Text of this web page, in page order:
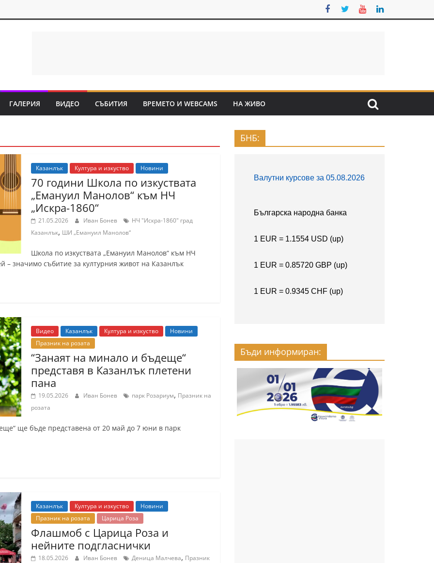
ГАЛЕРИЯ ВИДЕО СЪБИТИЯ ВРЕМЕТО И WEBCAMS НА ЖИВО
Казанлък Култура и изкуство Новини
70 години Школа по изкуствата
„Емануил Манолов“ към НЧ
„Искра-1860“
21.05.2026 Иван Бонев
НЧ "Искра-1860" град
Казанлък, ШИ „Емануил Манолов“
Школа по изкуствата „Емануил Манолов“ към НЧ
– значимо събитие за културния живот на Казанлък
Видео Казанлък Култура и изкуство
Новини
Празник на розата
“Занаят на минало и бъдеще“
представя в Казанлък плетени
пана
19.05.2026 Иван Бонев парк Розариум, Празник на
розата
ще бъде представена от 20 май до 7 юни в парк
Казанлък Култура и изкуство
Новини
Празник на розата
Царица Роза
Флашмоб с Царица Роза и
нейните подгласнички
18.05.2026 Иван Бонев Деница Малчева, Празник
БНБ:
Бъди информиран: